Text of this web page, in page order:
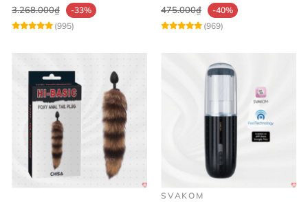
3.268.000₫
-33%
(995)
475.000₫
-40%
(969)
SVAKOM